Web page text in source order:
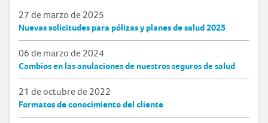
27 de marzo de 2025
Nuevas solicitudes para pólizas y planes de salud 2025
06 de marzo de 2024
Cambios en las anulaciones de nuestros seguros de salud
21 de octubre de 2022
Formatos de conocimiento del cliente